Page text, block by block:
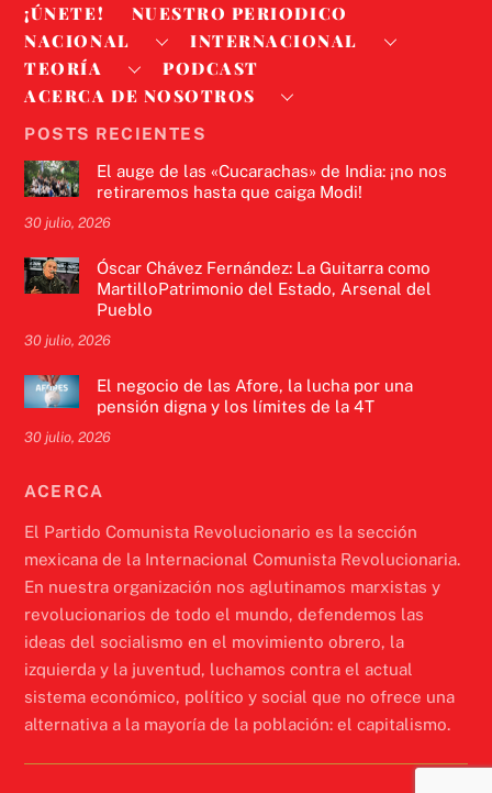
¡ÚNETE!
NUESTRO PERIODICO
NACIONAL
INTERNACIONAL
TEORÍA
PODCAST
ACERCA DE NOSOTROS
POSTS RECIENTES
El auge de las «Cucarachas» de India: ¡no nos
retiraremos hasta que caiga Modi!
30 julio, 2026
Óscar Chávez Fernández: La Guitarra como
MartilloPatrimonio del Estado, Arsenal del
Pueblo
30 julio, 2026
El negocio de las Afore, la lucha por una
pensión digna y los límites de la 4T
30 julio, 2026
ACERCA
El Partido Comunista Revolucionario es la sección
mexicana de la Internacional Comunista Revolucionaria.
En nuestra organización nos aglutinamos marxistas y
revolucionarios de todo el mundo, defendemos las
ideas del socialismo en el movimiento obrero, la
izquierda y la juventud, luchamos contra el actual
sistema económico, político y social que no ofrece una
alternativa a la mayoría de la población: el capitalismo.